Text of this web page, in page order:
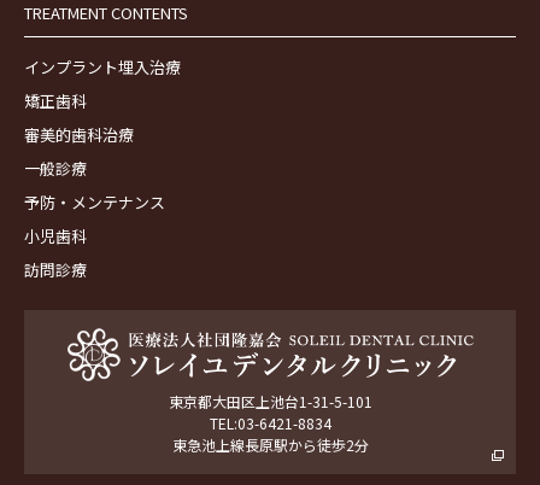
TREATMENT CONTENTS
インプラント埋入治療
矯正歯科
審美的歯科治療
一般診療
予防・メンテナンス
小児歯科
訪問診療
東京都大田区上池台1-31-5-101
TEL:03-6421-8834
東急池上線長原駅から徒歩2分